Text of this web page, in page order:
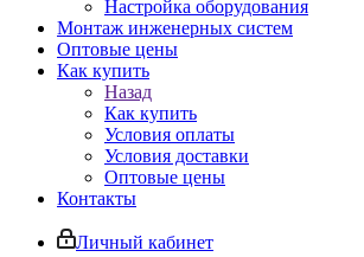
Настройка оборудования
Монтаж инженерных систем
Оптовые цены
Как купить
Назад
Как купить
Условия оплаты
Условия доставки
Оптовые цены
Контакты
Личный кабинет